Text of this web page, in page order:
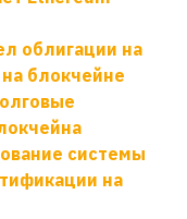
облигации на
блокчейне
системы
на